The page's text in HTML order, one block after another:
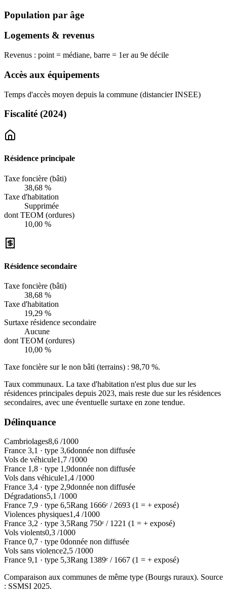
Population par âge
Logements & revenus
Revenus : point = médiane, barre = 1er au 9e décile
Accès aux équipements
Temps d'accès moyen depuis la commune (distancier INSEE)
Fiscalité (2024)
Résidence principale
Taxe foncière (bâti)
38,68 %
Taxe d'habitation
Supprimée
dont TEOM (ordures)
10,00 %
Résidence secondaire
Taxe foncière (bâti)
38,68 %
Taxe d'habitation
19,29 %
Surtaxe résidence secondaire
Aucune
dont TEOM (ordures)
10,00 %
Taxe foncière sur le non bâti (terrains) : 98,70 %.
Taux communaux. La taxe d'habitation n'est plus due sur les
résidences principales depuis 2023, mais reste due sur les résidences
secondaires, avec une éventuelle surtaxe en zone tendue.
Délinquance
Cambriolages8,6 /1000
France 3,1 · type 3,6donnée non diffusée
Vols de véhicule1,7 /1000
France 1,8 · type 1,9donnée non diffusée
Vols dans véhicule1,4 /1000
France 3,4 · type 2,9donnée non diffusée
Dégradations5,1 /1000
France 7,9 · type 6,5Rang 1666ᵉ /2693 (1 = + exposé)
Violences physiques1,4 /1000
France 3,2 · type 3,5Rang 750ᵉ / 1221 (1 = + exposé)
Vols violents0,3 /1000
France 0,7 · type 0donnée non diffusée
Vols sans violence2,5 /1000
France 9,1 · type 5,3Rang 1389ᵉ / 1667 (1 = + exposé)
Comparaison aux communes de même type (Bourgs ruraux). Source
: SSMSI 2025.